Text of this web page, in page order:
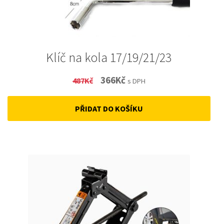
Klíč na kola 17/19/21/23
487Kč
Original
price
was:
366KčCurrent
price
is:
s DPH
PŘIDAT DO KOŠÍKU